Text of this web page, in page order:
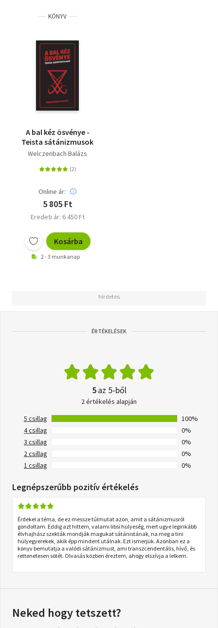
KÖNYV
A bal kéz ösvénye -
Teista sátánizmusok
Welczenbach Balázs
Online ár:
5 805 Ft
Eredeti ár: 6 450 Ft
Kosárba
2 - 3 munkanap
ÉRTÉKELÉSEK
5az 5-ből
2 értékelés alapján
5 csillag
100%
4 csillag
0%
3 csillag
0%
2 csillag
0%
1 csillag
0%
Legnépszerűbb pozitív értékelés
Érdekel a téma, de ez messze túlmutat azon, amit a sátánizmusról
gondoltam. Eddig azt hittem, valami libsi hülyeség, mert ugye leginkább
élvhajhász szekták mondják magukat sátánistának, na meg a tini
hülyegyerekek, akik épp mindent utálnak. Ezt ismerjük. Azonban ez a
könyv bemutatja a valódi sátánizmust, ami transzcendentális, hívő, és
rettenetesen sötét. Olvasás közben éreztem, ahogy elszívja a lelkem.
Neked hogy tetszett?